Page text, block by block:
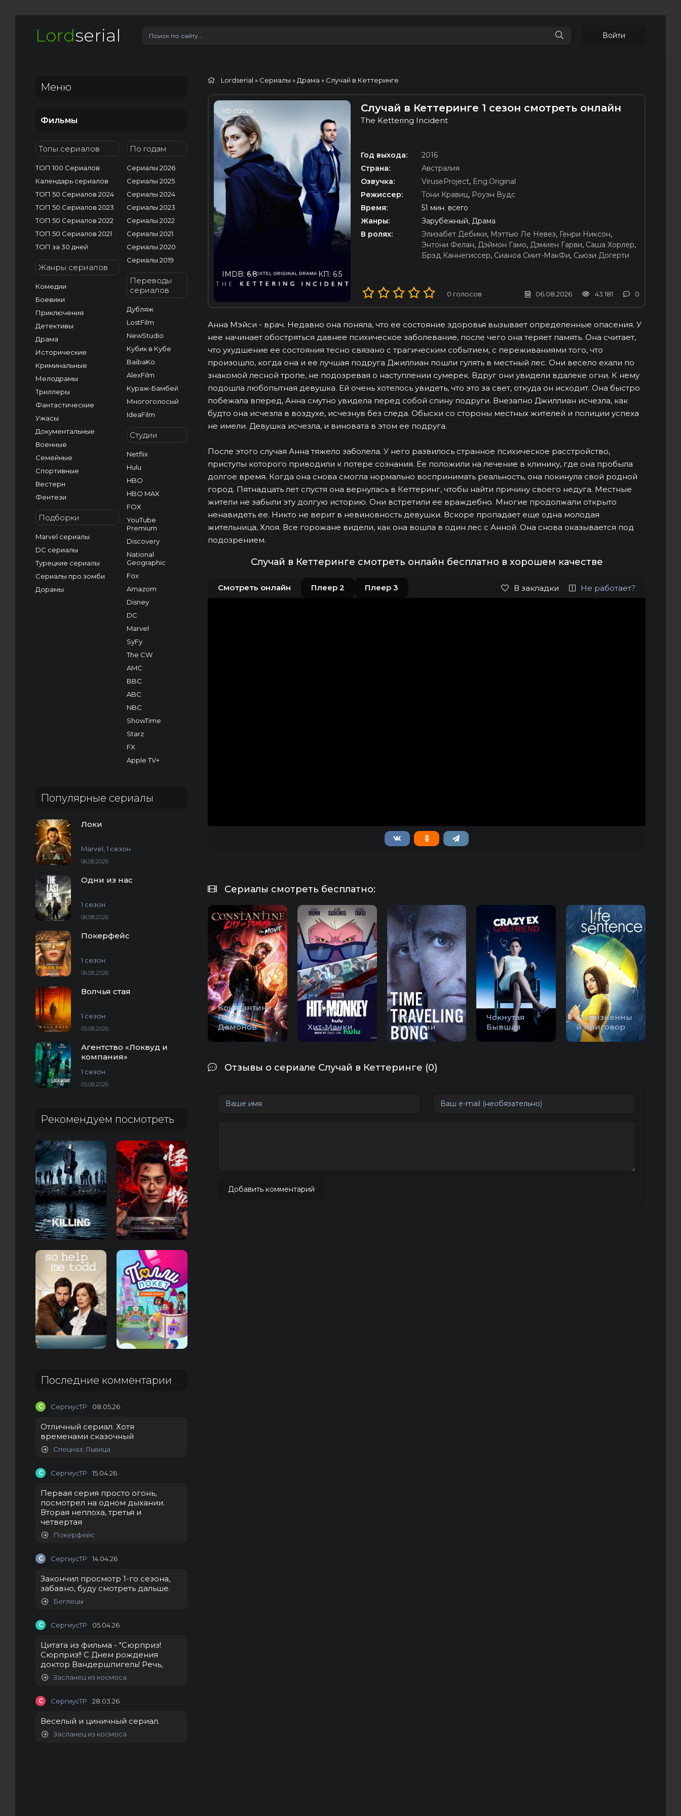
Lordserial Войти
Меню
Фильмы
Топы сериалов
ТОП 100 Сериалов
Календарь сериалов
ТОП 50 Сериалов 2024
ТОП 50 Сериалов 2023
ТОП 50 Сериалов 2022
ТОП 50 Сериалов 2021
ТОП за 30 дней
Жанры сериалов
Комедии
Боевики
Приключения
Детективы
Драма
Исторические
Криминальные
Мелодрамы
Триллеры
Фантастические
Ужасы
Документальные
Военные
Семейные
Спортивные
Вестерн
Фентези
Подборки
Marvel сериалы
DC сериалы
Турецкие сериалы
Сериалы про зомби
Дорамы
По годам
Сериалы 2026
Сериалы 2025
Сериалы 2024
Сериалы 2023
Сериалы 2022
Сериалы 2021
Сериалы 2020
Сериалы 2019
Переводы
сериалов
Дубляж
LostFilm
NewStudio
Кубик в Кубе
BaibaKo
AlexFilm
Кураж-Бамбей
Многоголосый
IdeaFilm
Студии
Netflix
Hulu
HBO
HBO MAX
FOX
YouTube
Premium
Discovery
National
Geographic
Fox
Amazom
Disney
DC
Marvel
SyFy
The CW
AMC
BBC
ABC
NBC
ShowTime
Starz
FX
Apple TV+
Популярные сериалы
Локи
Marvel, 1 сезон
06.08.2026
Одни из нас
1 сезон
06.08.2026
Покерфейс
1 сезон
06.08.2026
Волчья стая
1 сезон
05.08.2026
Агентство «Локвуд и
компания»
1 сезон
05.08.2026
Рекомендуем посмотреть
Последние комментарии
С СергиусТР 08.05.26
Отличный сериал. Хотя
временами сказочный
Спецназ: Львица
С СергиусТР 15.04.26
Первая серия просто огонь,
посмотрел на одном дыхании.
Вторая неплоха, третья и
четвертая
Покерфейс
С СергиусТР 14.04.26
Закончил просмотр 1-го сезона,
забавно, буду смотреть дальше.
Беглецы
С СергиусТР 05.04.26
Цитата из фильма - "Сюрприз!
Сюрприз!! С Днем рождения
доктор Вандершпигель! Речь,
Засланец из космоса
С СергиусТР 28.03.26
Веселый и циничный сериал.
Засланец из космоса
Lordserial » Сериалы » Драма » Случай в Кеттеринге
HD (720p)
КП: 6.5
IMDB: 6.8
Случай в Кеттеринге 1 сезон смотреть онлайн
The Kettering Incident
Год выхода:
2016
Страна:
Австралия
Озвучка:
ViruseProject, Eng.Original
Режиссер:
Тони Кравиц, Роуэн Вудс
Время:
51 мин. всего
Жанры:
Зарубежный, Драма
В ролях:
Элизабет Дебики, Мэттью Ле Невез, Генри Никсон,
Энтони Фелан, Дэймон Гамо, Дэмиен Гарви, Саша Хорлер,
Брэд Каннегиссер, Сианоа Смит-МакФи, Сьюзи Догерти
0 голосов 06.08.2026 43 181 0
Анна Мэйси - врач. Недавно она поняла, что ее состояние здоровья вызывает определенные опасения. У
нее начинает обостряться давнее психическое заболевание, после чего она теряет память. Она считает,
что ухудшение ее состояния тесно связано с трагическим событием, с переживаниями того, что
произошло, когда она и ее лучшая подруга Джиллиан пошли гулять в местный лес. Они весело ехали по
знакомой лесной тропе, не подозревая о наступлении сумерек. Вдруг они увидели вдалеке огни. К нему
подошла любопытная девушка. Ей очень хотелось увидеть, что это за свет, откуда он исходит. Она быстро
побежала вперед, Анна смутно увидела перед собой спину подруги. Внезапно Джиллиан исчезла, как
будто она исчезла в воздухе, исчезнув без следа. Обыски со стороны местных жителей и полиции успеха
не имели. Девушка исчезла, и виновата в этом ее подруга.
После этого случая Анна тяжело заболела. У него развилось странное психическое расстройство,
приступы которого приводили к потере сознания. Ее положили на лечение в клинику, где она пробыла
долгое время. Когда она снова смогла нормально воспринимать реальность, она покинула свой родной
город. Пятнадцать лет спустя она вернулась в Кеттеринг, чтобы найти причину своего недуга. Местные
жители не забыли эту долгую историю. Они встретили ее враждебно. Многие продолжали открыто
ненавидеть ее. Никто не верит в невиновность девушки. Вскоре пропадает еще одна молодая
жительница, Хлоя. Все горожане видели, как она вошла в один лес с Анной. Она снова оказывается под
подозрением.
Случай в Кеттеринге смотреть онлайн бесплатно в хорошем качестве
Смотреть онлайн Плеер 2 Плеер 3 В закладки Не работает?
Сериалы смотреть бесплатно:
Константин:
Город
Демонов
Хит-Манки
Бонг
времени
Чокнутая
Бывшая
Пожизненны
й приговор
Отзывы о сериале Случай в Кеттеринге (0)
Добавить комментарий